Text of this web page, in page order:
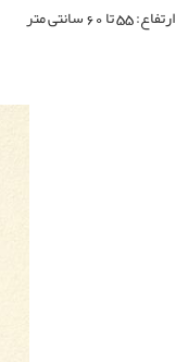
ارتفاع: 55 تا 60 سانتی متر